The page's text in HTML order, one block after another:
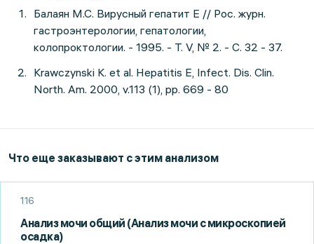
Балаян М.С. Вирусный гепатит Е // Рос. журн.
гастроэнтерологии, гепатологии,
колопроктологии. - 1995. - Т. V, № 2. - С. 32 - 37.
Krawczynski K. et al. Hepatitis E, Infect. Dis. Clin.
North. Am. 2000, v.113 (1), pp. 669 - 80
Что еще заказывают с этим анализом
116
Анализ мочи общий (Анализ мочи с микроскопией
осадка)